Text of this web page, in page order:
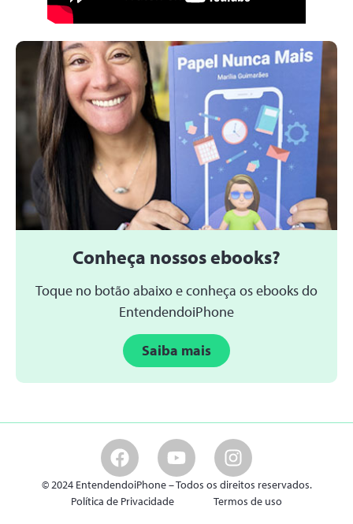
Conheça nossos ebooks?
Toque no botão abaixo e conheça os ebooks do
EntendendoiPhone
Saiba mais
© 2024 EntendendoiPhone – Todos os direitos reservados.
Política de Privacidade
Termos de uso